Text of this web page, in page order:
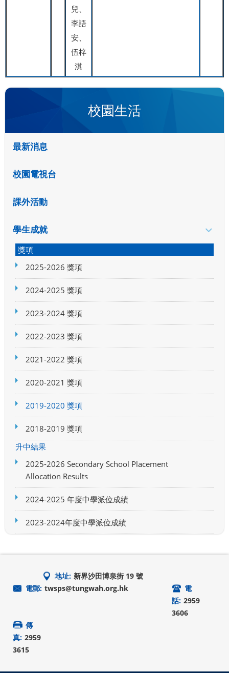
兒、
李語
安、
伍梓
淇
校園生活
最新消息
校園電視台
課外活動
學生成就
獎項
2025-2026 獎項
2024-2025 獎項
2023-2024 獎項
2022-2023 獎項
2021-2022 獎項
2020-2021 獎項
2019-2020 獎項
2018-2019 獎項
升中結果
2025-2026 Secondary School Placement
Allocation Results
2024-2025 年度中學派位成績
2023-2024年度中學派位成績
地址: 新界沙田博泉街 19 號
電郵: twsps@tungwah.org.hk
電
話: 2959
3606
傳
真: 2959
3615